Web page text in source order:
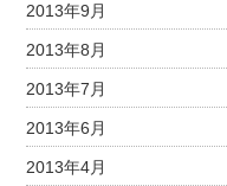
2013年9月
2013年8月
2013年7月
2013年6月
2013年4月